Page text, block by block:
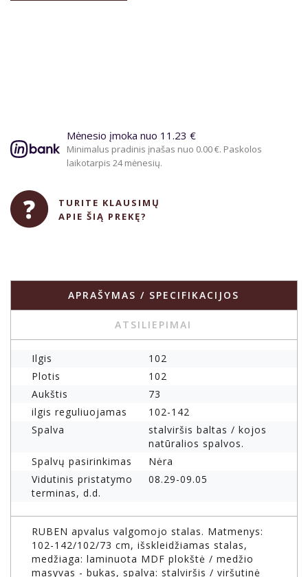
Mėnesio įmoka nuo 11.23 €
Minimalus pradinis įnašas nuo 0.00 €. Paskolos
laikotarpis 24 mėnesių.
TURITE KLAUSIMŲ
APIE ŠIĄ PREKĘ?
APRAŠYMAS / SPECIFIKACIJOS
ATSILIEPIMAI
Ilgis
102
Plotis
102
Aukštis
73
ilgis reguliuojamas
102-142
Spalva
stalviršis baltas / kojos
natūralios spalvos.
Spalvų pasirinkimas
Nėra
Vidutinis pristatymo
terminas, d.d.
08.29-09.05
RUBEN apvalus valgomojo stalas. Matmenys:
102-142/102/73 cm, išskleidžiamas stalas,
medžiaga: laminuota MDF plokštė / medžio
masyvas - bukas, spalva: stalviršis / viršutinė